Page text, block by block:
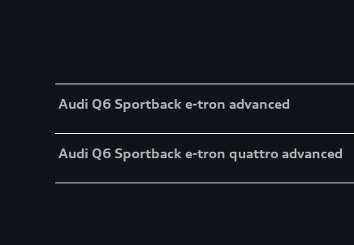
Audi Q6 Sportback e-tron advanced
Audi Q6 Sportback e-tron quattro advanced